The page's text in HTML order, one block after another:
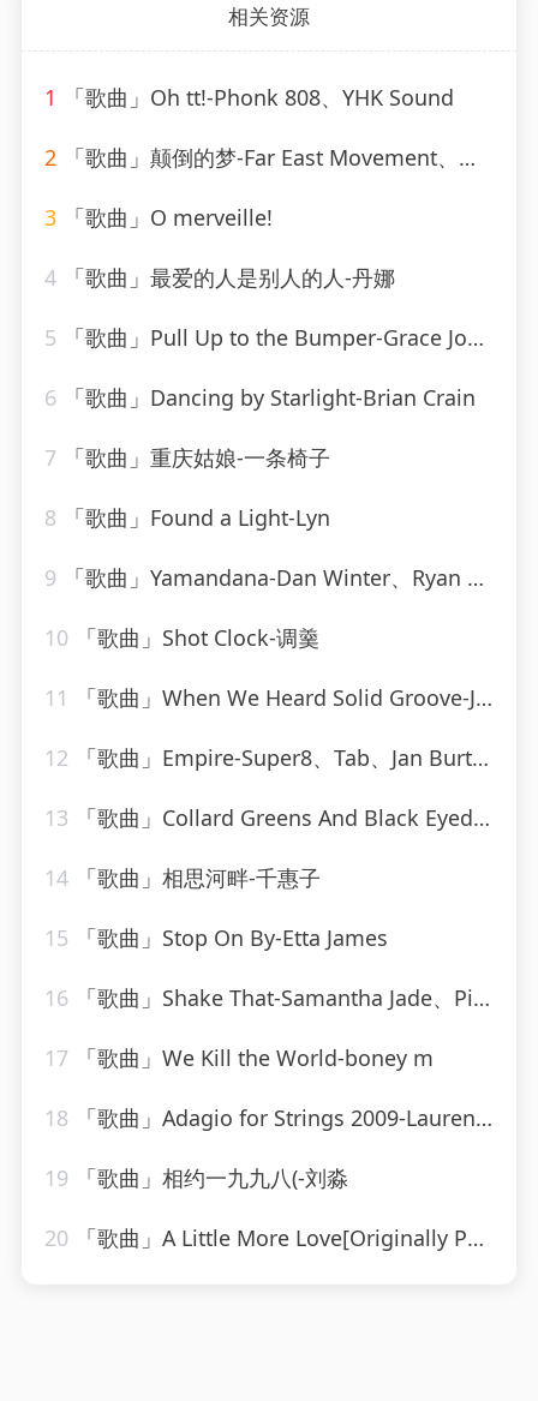
相关资源
1 「歌曲」Oh tt!-Phonk 808、YHK Sound
2 「歌曲」颠倒的梦-Far East Movement、刘宇宁
3 「歌曲」O merveille!
4 「歌曲」最爱的人是别人的人-丹娜
5 「歌曲」Pull Up to the Bumper-Grace Jones、Funkstar de Luxe
6 「歌曲」Dancing by Starlight-Brian Crain
7 「歌曲」重庆姑娘-一条椅子
8 「歌曲」Found a Light-Lyn
9 「歌曲」Yamandana-Dan Winter、Ryan T.、Dee Dee
10 「歌曲」Shot Clock-调羹
11 「歌曲」When We Heard Solid Groove-Jesse Rose、Oliver $
12 「歌曲」Empire-Super8、Tab、Jan Burton
13 「歌曲」Collard Greens And Black Eyed-Peas-Bud Powell
14 「歌曲」相思河畔-千惠子
15 「歌曲」Stop On By-Etta James
16 「歌曲」Shake That-Samantha Jade、Pitbull
17 「歌曲」We Kill the World-boney m
18 「歌曲」Adagio for Strings 2009-Laurent Wolf
19 「歌曲」相约一九九八(-刘淼
20 「歌曲」A Little More Love[Originally Performed by Vince Gill]-Karaoke Diamonds